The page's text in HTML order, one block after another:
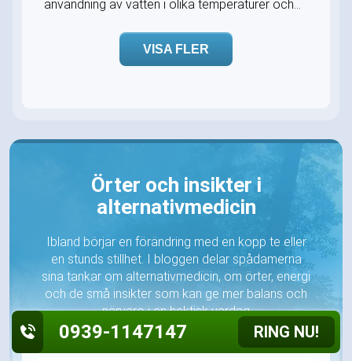
användning av vatten i olika temperaturer och...
VISA FLER
Örter och insikter i
alternativmedicin
Ibland börjar en förändring med en kopp te eller
en stunds stillhet. I bloggen delar spådamerna
sina tankar om alternativmedicin, om örter, energi
och de små insikter som kan ge mer balans och
närvaro i en hektisk vardag
0939-1147147 RING NU!